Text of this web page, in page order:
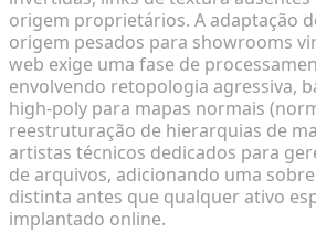
origem proprietários. A adaptação
origem pesados para showrooms
web exige uma fase de
envolvendo retopologia agressiva,
high-poly para mapas normais
reestruturação de hierarquias de
artistas técnicos dedicados para
de arquivos, adicionando uma
distinta antes que qualquer ativo
implantado online.